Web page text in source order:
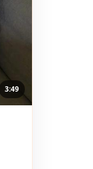
3:49